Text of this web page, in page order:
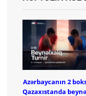
Azərbaycanın 2
Qazaxıstanda